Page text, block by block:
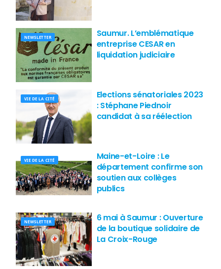
NEWSLETTER
Saumur. L’emblématique
entreprise CESAR en
liquidation judiciaire
VIE DE LA CITÉ
Elections sénatoriales 2023
: Stéphane Piednoir
candidat à sa réélection
VIE DE LA CITÉ
Maine-et-Loire : Le
département confirme son
soutien aux collèges
publics
NEWSLETTER
6 mai à Saumur : Ouverture
de la boutique solidaire de
La Croix-Rouge